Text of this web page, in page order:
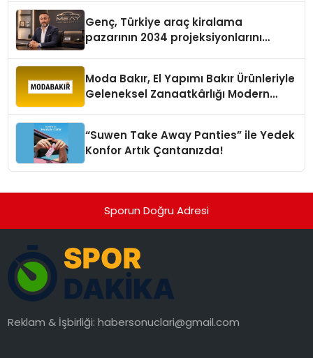
Genç, Türkiye araç kiralama
pazarının 2034 projeksiyonlarını
Moda Bakır, El Yapımı Bakır Ürünleriyle
Geleneksel Zanaatkârlığı Modern
“Suwen Take Away Panties” ile Yedek
Konfor Artık Çantanızda!
Sporun Doğru Adresi
Reklam & İşbirliği:habersonuclari@gmail.com